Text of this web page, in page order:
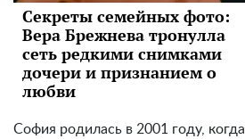
Секреты семейных фото:
Вера Брежнева тронулла
сеть редкими снимками
дочери и признанием о
любви
София родилась в 2001 году, когда